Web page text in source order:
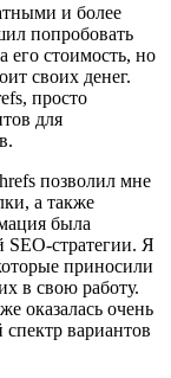
и более
попробовать
его стоимость, но
своих денег.
просто
для
позволил мне
а также
была
SEO-стратегии. Я
приносили
в свою работу.
оказалась очень
вариантов